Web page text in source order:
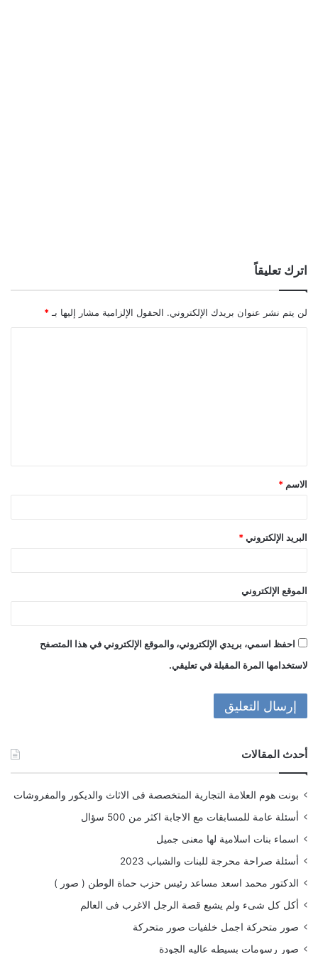
اترك تعليقاً
لن يتم نشر عنوان بريدك الإلكتروني. الحقول الإلزامية مشار إليها بـ *
ق
*
الاسم *
البريد الإلكتروني *
الموقع الإلكتروني
احفظ اسمي، بريدي الإلكتروني، والموقع الإلكتروني في هذا المتصفح
لاستخدامها المرة المقبلة في تعليقي.
أحدث المقالات
بونت هوم العلامة التجارية المتخصصة فى الاثاث والديكور والمفروشات
أسئلة عامة للمسابقات مع الاجابة اكثر من 500 سؤال
اسماء بنات اسلامية لها معنى جميل
أسئلة صراحة محرجة للبنات والشباب 2023
الدكتور محمد اسعد مساعد رئيس حزب حماة الوطن ( صور )
أكل كل شىء ولم يشبع قصة الرجل الاغرب فى العالم
صور متحركة اجمل خلفيات صور متحركة
صور رسومات بسيطه عاليه الجودة